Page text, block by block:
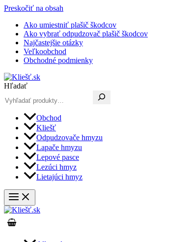
Preskočiť na obsah
Ako umiestniť plašič škodcov
Ako vybrať odpudzovač plašič škodcov
Najčastejšie otázky
Veľkoobchod
Obchodné podmienky
Hľadať
Obchod
Kliešť
Odpudzovače hmyzu
Lapače hmyzu
Lepové pasce
Lezúci hmyz
Lietajúci hmyz